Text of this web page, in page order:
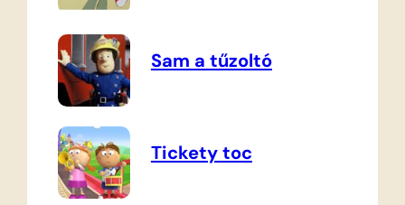
Sam a tűzoltó
Tickety toc